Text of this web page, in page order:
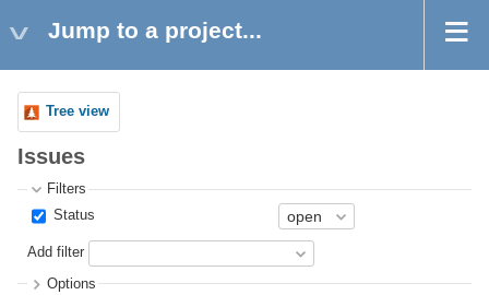
Jump to a project...
Tree view
Issues
Filters
Status
Add filter
Options